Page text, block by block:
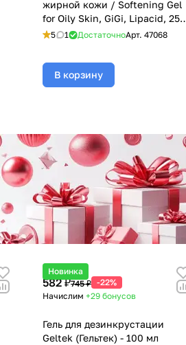
жирной кожи / Softening Gel
for Oily Skin, GiGi, Lipacid, 250
мл
5 1 ДостаточноАрт. 47068
В корзину
Новинка
582 ₽745 ₽ -22%
Начислим +29 бонусов
Гель для дезинкрустации
Geltek (Гельтек) - 100 мл